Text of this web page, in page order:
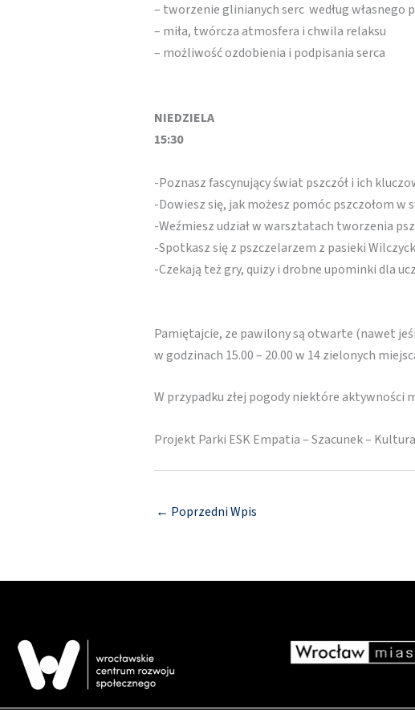
– tworzenie glinianych serc według własnego
– miła, twórcza atmosfera i chwila relaksu
– możliwość ozdobienia i podpisania serca
NIEDZIELA
15:30
-Poznasz fascynujący świat pszczół i ich
-Dowiesz się, jak możesz pomóc pszczołom w
-Weźmiesz udział w warsztatach tworzenia
-Spotkasz się z pszczelarzem z pasieki
-Czekają też gry, quizy i drobne upominki dla
Pamiętajcie, ze pawilony są otwarte (nawet
w godzinach 15.00 – 20.00 w 14 zielonych
W przypadku złej pogody niektóre aktywności
Projekt Parki ESK Empatia – Szacunek –
← Poprzedni Wpis